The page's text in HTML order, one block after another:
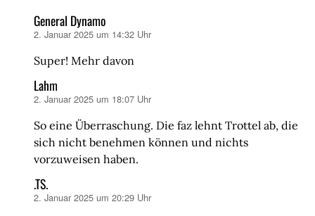
General Dynamo
sagt:
2. Januar 2025 um 14:32 Uhr
Super! Mehr davon
Lahm
sagt:
2. Januar 2025 um 18:07 Uhr
So eine Überraschung. Die faz lehnt Trottel ab, die
sich nicht benehmen können und nichts
vorzuweisen haben.
.TS.
sagt:
2. Januar 2025 um 20:29 Uhr